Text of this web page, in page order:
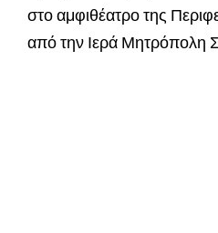
στο αμφιθέατρο της
από την Ιερά Μητρόπολη